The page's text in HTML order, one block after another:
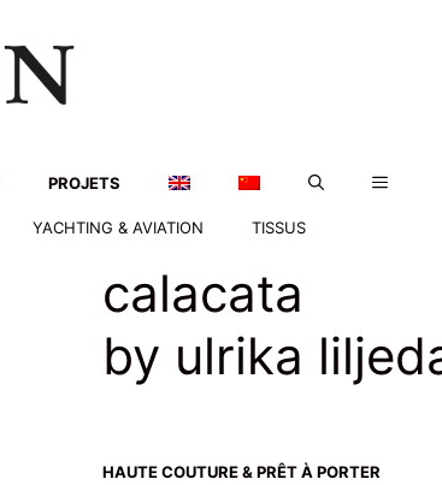
PROJETS
YACHTING & AVIATION TISSUS
calacata
by ulrika
HAUTE COUTURE & PRÊT À PORTER